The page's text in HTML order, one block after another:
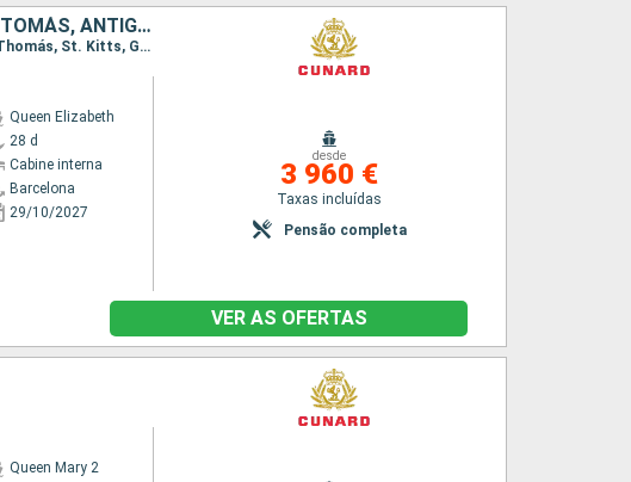
ESPANHA, LANZAROTE, TENERIFE, ESTADOS UNIDOS, SÃO TOMÁS, ANTÍGUA E BARBUDA, GRENADA, BARBADOS, SANTA LÚCIA, SÃO MARTINHO, TORTOLA
Itinerário : Barcelona, Cádiz, Lanzarote, Santa Cruz de Tenerife, Miami, São Thomás, St. Kitts, Granada, Barbados, Santa Lucia, San Martin (Antilhas N), Tortola, Miami
Queen Elizabeth
28 d
Cabine interna
Barcelona
29/10/2027
desde
3 960 €
Taxas incluídas
Pensão completa
VER AS OFERTAS
Queen Mary 2